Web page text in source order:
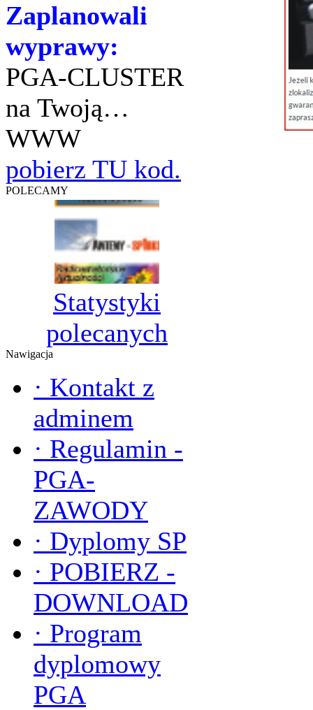
Zaplanowali
wyprawy:
PGA-CLUSTER
na Twoją…
WWW
pobierz TU kod.
POLECAMY
Statystyki
polecanych
Nawigacja
· Kontakt z
adminem
· Regulamin -
PGA-
ZAWODY
· Dyplomy SP
· POBIERZ -
DOWNLOAD
· Program
dyplomowy
PGA